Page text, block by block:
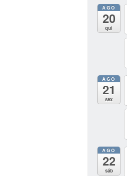
AGO
20
qui
AGO
21
sex
AGO
22
sáb